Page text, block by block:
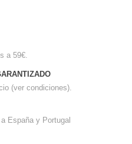
a 59€.
(ver condiciones).
España y Portugal